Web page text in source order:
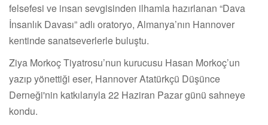
felsefesi ve insan sevgisinden ilhamla hazırlanan “Dava
İnsanlık Davası” adlı oratoryo, Almanya’nın Hannover
kentinde sanatseverlerle buluştu.
Ziya Morkoç Tiyatrosu’nun kurucusu Hasan Morkoç’un
yazıp yönettiği eser, Hannover Atatürkçü Düşünce
Derneği'nin katkılarıyla 22 Haziran Pazar günü sahneye
kondu.